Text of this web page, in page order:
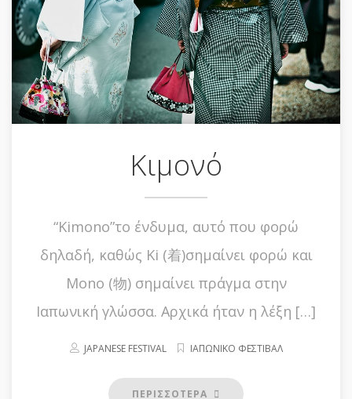
Κιμονό
“Kimono”το ένδυμα, αυτό που φορώ
δηλαδή, καθώς Ki (着)σημαίνει φορώ και
Mono (物) σημαίνει πράγμα στην
Ιαπωνική γλώσσα. Αρχικά ήταν η λέξη […]
JAPANESE FESTIVAL ΙΑΠΩΝΙΚΟ ΦΕΣΤΙΒΑΛ
ΠΕΡΙΣΣΟΤΕΡΑ